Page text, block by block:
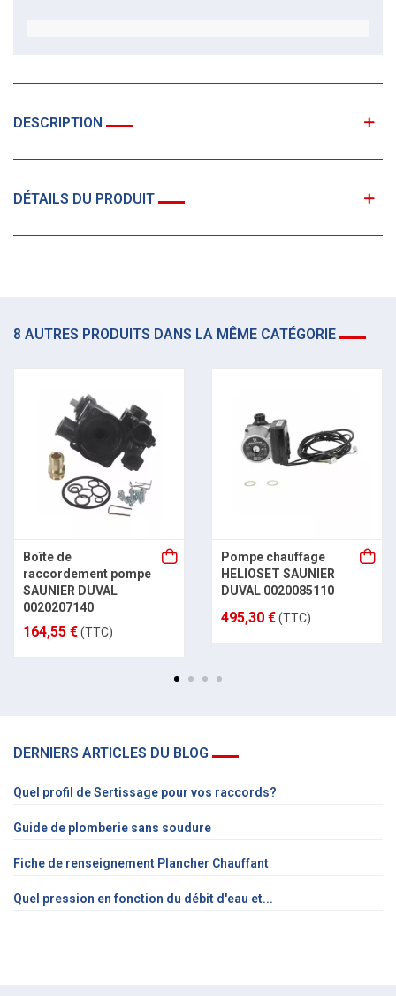
DESCRIPTION
DÉTAILS DU PRODUIT
8 AUTRES PRODUITS DANS LA MÊME CATÉGORIE
Boîte de
raccordement pompe
SAUNIER DUVAL
0020207140
164,55 €(TTC)
Pompe chauffage
HELIOSET SAUNIER
DUVAL 0020085110
495,30 €(TTC)
DERNIERS ARTICLES DU BLOG
Quel profil de Sertissage pour vos raccords?
Guide de plomberie sans soudure
Fiche de renseignement Plancher Chauffant
Quel pression en fonction du débit d'eau et...